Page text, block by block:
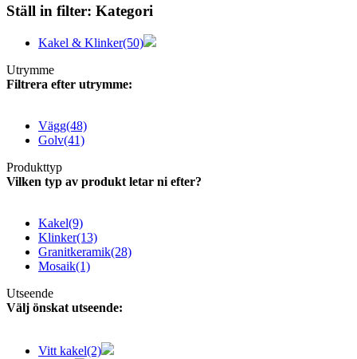
Ställ in filter: Kategori
Kakel & Klinker(50)
Utrymme
Filtrera efter utrymme:
Vägg(48)
Golv(41)
Produkttyp
Vilken typ av produkt letar ni efter?
Kakel(9)
Klinker(13)
Granitkeramik(28)
Mosaik(1)
Utseende
Välj önskat utseende:
Vitt kakel(2)